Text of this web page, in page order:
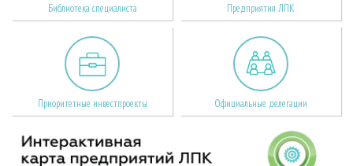
Библиотека специалиста Предприятия ЛПК
Приоритетные инвестпроекты Официальные делегации